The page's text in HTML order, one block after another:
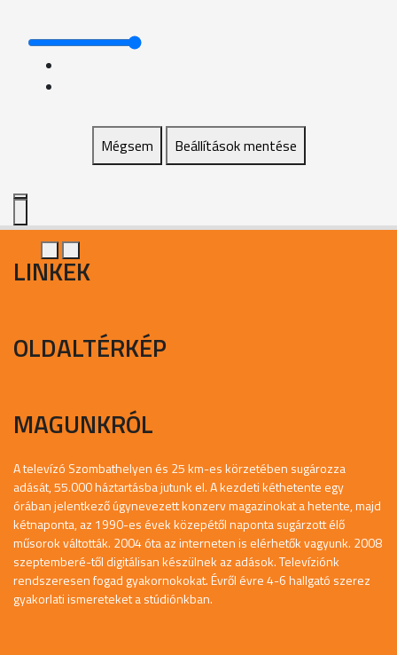
Mégsem Beállítások mentése
LINKEK
OLDALTÉRKÉP
MAGUNKRÓL
A televízó Szombathelyen és 25 km-es körzetében sugározza
adását, 55.000 háztartásba jutunk el. A kezdeti kéthetente egy
órában jelentkező úgynevezett konzerv magazinokat a hetente, majd
kétnaponta, az 1990-es évek közepétől naponta sugárzott élő
műsorok váltották. 2004 óta az interneten is elérhetők vagyunk. 2008
szeptemberé-től digitálisan készülnek az adások. Televíziónk
rendszeresen fogad gyakornokokat. Évről évre 4-6 hallgató szerez
gyakorlati ismereteket a stúdiónkban.